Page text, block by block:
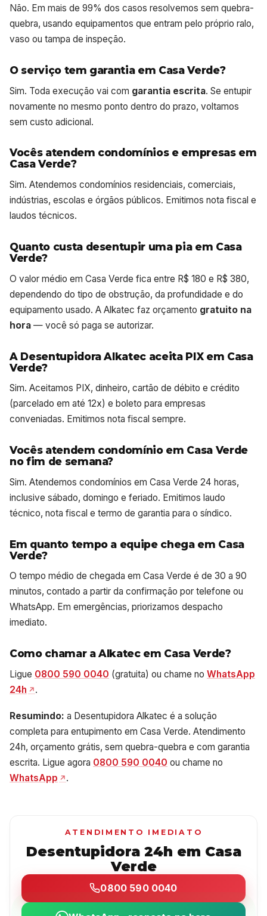
Não. Em mais de 99% dos casos resolvemos sem quebra-
quebra, usando equipamentos que entram pelo próprio ralo,
vaso ou tampa de inspeção.
O serviço tem garantia em Casa Verde?
Sim. Toda execução vai com garantia escrita. Se entupir
novamente no mesmo ponto dentro do prazo, voltamos
sem custo adicional.
Vocês atendem condomínios e empresas em
Casa Verde?
Sim. Atendemos condomínios residenciais, comerciais,
indústrias, escolas e órgãos públicos. Emitimos nota fiscal e
laudos técnicos.
Quanto custa desentupir uma pia em Casa
Verde?
O valor médio em Casa Verde fica entre R$ 180 e R$ 380,
dependendo do tipo de obstrução, da profundidade e do
equipamento usado. A Alkatec faz orçamento gratuito na
hora — você só paga se autorizar.
A Desentupidora Alkatec aceita PIX em Casa
Verde?
Sim. Aceitamos PIX, dinheiro, cartão de débito e crédito
(parcelado em até 12x) e boleto para empresas
conveniadas. Emitimos nota fiscal sempre.
Vocês atendem condomínio em Casa Verde
no fim de semana?
Sim. Atendemos condomínios em Casa Verde 24 horas,
inclusive sábado, domingo e feriado. Emitimos laudo
técnico, nota fiscal e termo de garantia para o síndico.
Em quanto tempo a equipe chega em Casa
Verde?
O tempo médio de chegada em Casa Verde é de 30 a 90
minutos, contado a partir da confirmação por telefone ou
WhatsApp. Em emergências, priorizamos despacho
imediato.
Como chamar a Alkatec em Casa Verde?
Ligue 0800 590 0040 (gratuita) ou chame no WhatsApp
24h
.
Resumindo: a Desentupidora Alkatec é a solução
completa para entupimento em Casa Verde. Atendimento
24h, orçamento grátis, sem quebra-quebra e com garantia
escrita. Ligue agora 0800 590 0040 ou chame no
WhatsApp
.
ATENDIMENTO IMEDIATO
Desentupidora 24h em Casa
Verde
0800 590 0040